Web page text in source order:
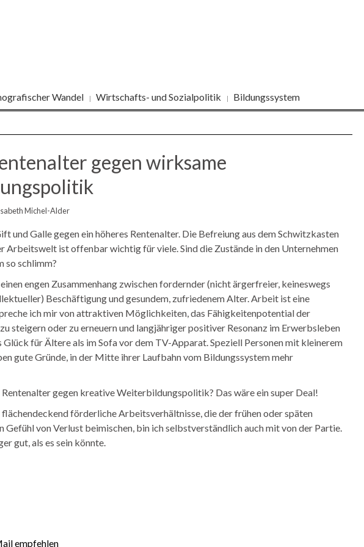
Wandel Wirtschafts- und Sozialpolitik Bildungssystem
gegen wirksame
Michel-Alder
und Galle gegen ein höheres Rentenalter. Die Befreiung aus dem Schwitzkasten
Arbeitswelt ist offenbar wichtig für viele. Sind die Zustände in den Unternehmen
so schlimm?
engen Zusammenhang zwischen fordernder (nicht ärgerfreier, keineswegs
Beschäftigung und gesundem, zufriedenem Alter. Arbeit ist eine
ich mir von attraktiven Möglichkeiten, das Fähigkeitenpotential der
steigern oder zu erneuern und langjähriger positiver Resonanz im Erwerbsleben
Glück für Ältere als im Sofa vor dem TV-Apparat. Speziell Personen mit kleinerem
gute Gründe, in der Mitte ihrer Laufbahn vom Bildungssystem mehr
gegen kreative Weiterbildungspolitik? Das wäre ein super Deal!
förderliche Arbeitsverhältnisse, die der frühen oder späten
Gefühl von Verlust beimischen, bin ich selbstverständlich auch mit von der Partie.
gut, als es sein könnte.
empfehlen